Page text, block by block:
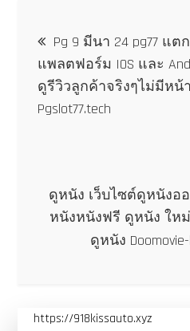
เรื่อง
Pg 9 มีนา 24 pg77 แ
แพลตฟอร์ม IOS และ
ดูรีวิวลูกค้าจริงๆไม่มีหน้า
Pgslot77.tech
ดูหนัง เว็บไซต์ดูหนังอ
หนังหนังฟรี ดูหนัง ใหม่
ดูหนัง
https://918kissauto.xyz